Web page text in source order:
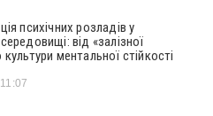
психічних розладів у
від «залізної
ментальної стійкості
11:07